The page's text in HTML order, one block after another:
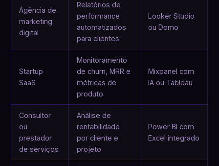
Agência de
marketing
digital
Relatórios de
performance
automatizados
para clientes
Looker Studio
ou Domo
Startup
SaaS
Monitoramento
de churn, MRR e
métricas de
produto
Mixpanel com
IA ou Tableau
Consultor
ou
prestador
de serviços
Análise de
rentabilidade
por cliente e
projeto
Power BI com
Excel integrado